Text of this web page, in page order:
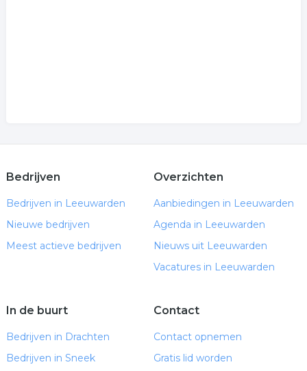
Bedrijven
Bedrijven in Leeuwarden
Nieuwe bedrijven
Meest actieve bedrijven
Overzichten
Aanbiedingen in Leeuwarden
Agenda in Leeuwarden
Nieuws uit Leeuwarden
Vacatures in Leeuwarden
In de buurt
Bedrijven in Drachten
Bedrijven in Sneek
Contact
Contact opnemen
Gratis lid worden